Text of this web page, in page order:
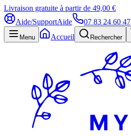
Livraison gratuite à partir de 49,00 €
Aide/SupportAide 07 83 24 60 47
Menu Accueil Rechercher